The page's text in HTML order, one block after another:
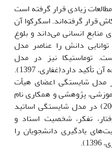
زیادی قرار گرفته است
قرار گرفته‌اند. اسکرکوا آن
انسانی می‌داند و بلوغ
دانش را عناصر مدل
توماستیکا نیز در مدل
شایستگی خود بر آموزش و توسعه آن تأکید دارد(غفاری، 1397).
در مدل شایستگی اعضای هیأت
پژوهشی و همکاری نام
برده‌اند. رولفز و ساندرز نیز(2009) در مدل شایستگی اساتید
تفکر، شخصیت استاد و
یادگیری دانشجویان را